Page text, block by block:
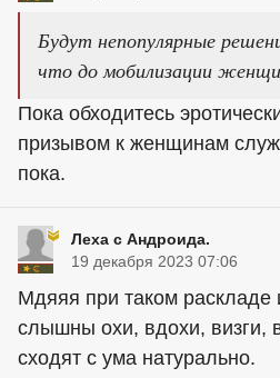
Будут непопулярные
что до мобилизации
Пока обходитесь
призывом к женщинам
пока.
Леха с Андроида.
19 декабря 2023 07:06
Мдяяя при таком раскладе
слышны охи, вдохи, визги,
сходят с ума натурально.